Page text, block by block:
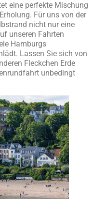
eine perfekte Mischung
Für uns von der
nicht nur eine
unseren Fahrten
Hamburgs
Lassen Sie sich von
Fleckchen Erde
unbedingt